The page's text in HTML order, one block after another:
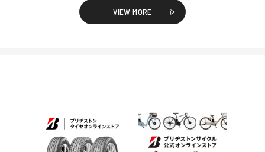
VIEW MORE